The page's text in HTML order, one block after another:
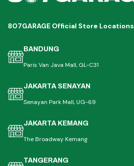
807GARAGE Official Store Locations
BANDUNG
Paris Van Java Mall, GL-C31
JAKARTA SENAYAN
Senayan Park Mall, UG-69
JAKARTA KEMANG
The Broadway Kemang
TANGERANG